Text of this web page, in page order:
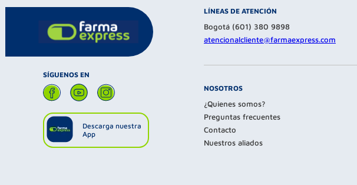
SÍGUENOS EN
Descarga nuestra
App
LÍNEAS DE ATENCIÓN
Bogotá (601) 380 9898
atencionalcliente@farmaexpress.com
NOSOTROS
¿Quienes somos?
Preguntas frecuentes
Contacto
Nuestros aliados